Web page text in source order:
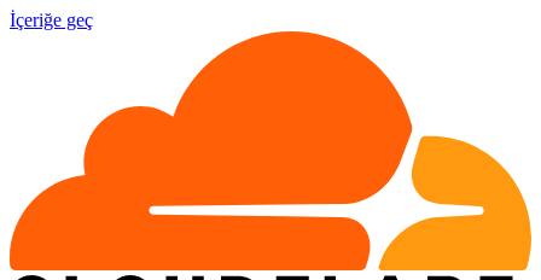
İçeriğe geç